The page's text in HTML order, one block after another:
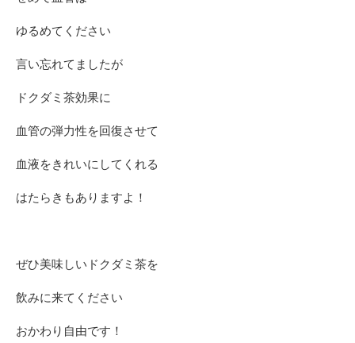
ゆるめてください
言い忘れてましたが
ドクダミ茶効果に
血管の弾力性を回復させて
血液をきれいにしてくれる
はたらきもありますよ！
ぜひ美味しいドクダミ茶を
飲みに来てください
おかわり自由です！